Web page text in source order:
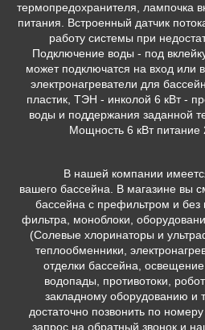
термопредохранителя, лампочка
питания. Встроенный датчик
работу системы при
Подключение воды - под
может подключатся на вход или
электронагреватели для
пластик, ТЭН - инколой 6 кВт -
воды и поддержания заданной
Мощность 6 кВт питание
В нашей компании
вашего бассейна. В магазине вы
бассейна с префильтром и
фильтра, моноблоки,
(Солевые хлоринаторы и
теплообменники,
отделки бассейна,
водопады, противотоки,
закладному оборудованию и
достаточно позвонить по
запрос на обратный звонок и